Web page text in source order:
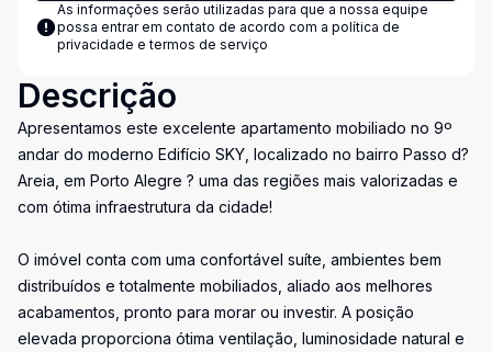
As informações serão utilizadas para que a nossa equipe
possa entrar em contato de acordo com a política de
privacidade e termos de serviço
Descrição
Apresentamos este excelente apartamento mobiliado no 9º
andar do moderno Edifício SKY, localizado no bairro Passo d?
Areia, em Porto Alegre ? uma das regiões mais valorizadas e
com ótima infraestrutura da cidade!
O imóvel conta com uma confortável suíte, ambientes bem
distribuídos e totalmente mobiliados, aliado aos melhores
acabamentos, pronto para morar ou investir. A posição
elevada proporciona ótima ventilação, luminosidade natural e